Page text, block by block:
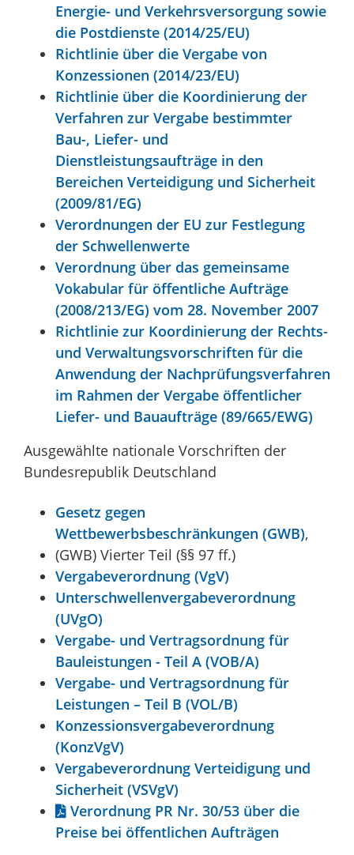
Energie- und Verkehrsversorgung sowie
die Postdienste (2014/25/EU)
Richtlinie über die Vergabe von
Konzessionen (2014/23/EU)
Richtlinie über die Koordinierung der
Verfahren zur Vergabe bestimmter
Bau-, Liefer- und
Dienstleistungsaufträge in den
Bereichen Verteidigung und Sicherheit
(2009/81/EG)
Verordnungen der EU zur Festlegung
der Schwellenwerte
Verordnung über das gemeinsame
Vokabular für öffentliche Aufträge
(2008/213/EG) vom 28. November 2007
Richtlinie zur Koordinierung der Rechts-
und Verwaltungsvorschriften für die
Anwendung der Nachprüfungsverfahren
im Rahmen der Vergabe öffentlicher
Liefer- und Bauaufträge (89/665/EWG)
Ausgewählte nationale Vorschriften der
Bundesrepublik Deutschland
Gesetz gegen
Wettbewerbsbeschränkungen (GWB),
(GWB) Vierter Teil (§§ 97 ff.)
Vergabeverordnung (VgV)
Unterschwellenvergabeverordnung
(UVgO)
Vergabe- und Vertragsordnung für
Bauleistungen - Teil A (VOB/A)
Vergabe- und Vertragsordnung für
Leistungen – Teil B (VOL/B)
Konzessionsvergabeverordnung
(KonzVgV)
Vergabeverordnung Verteidigung und
Sicherheit (VSVgV)
Verordnung PR Nr. 30/53 über die
Preise bei öffentlichen Aufträgen